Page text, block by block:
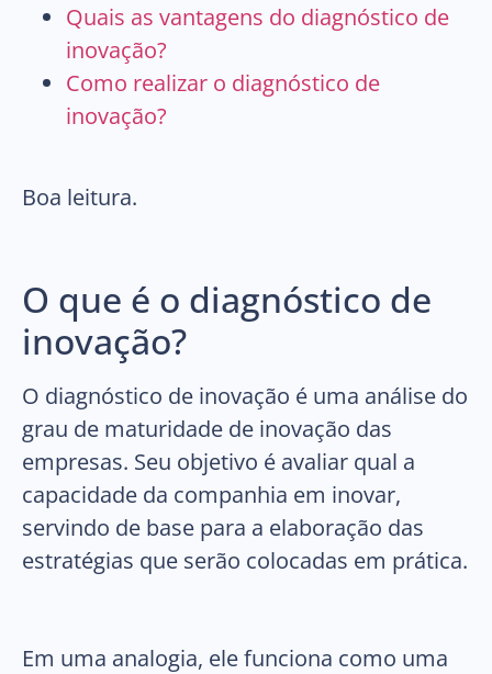
Quais as vantagens do diagnóstico de
inovação?
Como realizar o diagnóstico de
inovação?
Boa leitura.
O que é o diagnóstico de
inovação?
O diagnóstico de inovação é uma análise do
grau de maturidade de inovação das
empresas. Seu objetivo é avaliar qual a
capacidade da companhia em inovar,
servindo de base para a elaboração das
estratégias que serão colocadas em prática.
Em uma analogia, ele funciona como uma